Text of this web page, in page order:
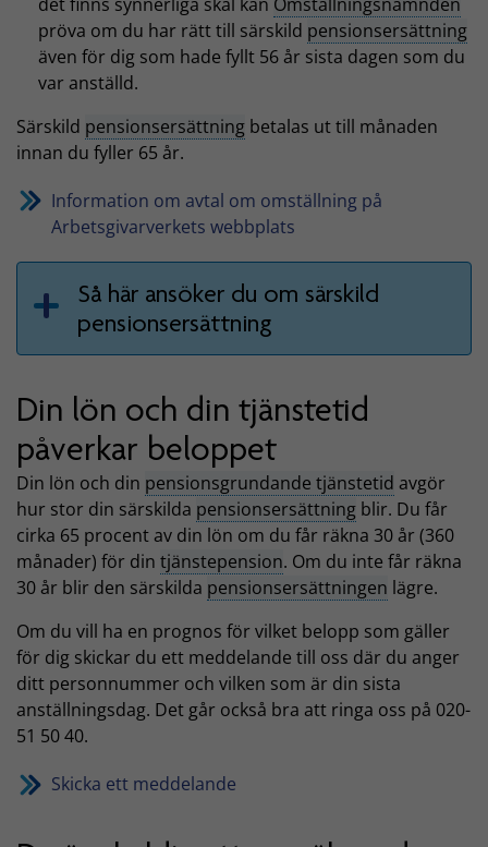
pröva om du har rätt till särskild pensionsersättning
även för dig som hade fyllt 56 år sista dagen som du
var anställd.
Särskild pensionsersättning betalas ut till månaden
innan du fyller 65 år.
Information om avtal om omställning på
Arbetsgivarverkets webbplats
Så här ansöker du om särskild
pensionsersättning
Din lön och din tjänstetid
påverkar beloppet
Din lön och din pensionsgrundande tjänstetid avgör
hur stor din särskilda pensionsersättning blir. Du får
cirka 65 procent av din lön om du får räkna 30 år (360
månader) för din tjänstepension. Om du inte får räkna
30 år blir den särskilda pensionsersättningen lägre.
Om du vill ha en prognos för vilket belopp som gäller
för dig skickar du ett meddelande till oss där du anger
ditt personnummer och vilken som är din sista
anställningsdag. Det går också bra att ringa oss på 020-
51 50 40.
Skicka ett meddelande